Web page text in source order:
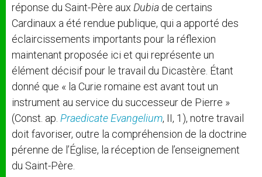
réponse du Saint-Père aux Dubia de certains
Cardinaux a été rendue publique, qui a apporté des
éclaircissements importants pour la réflexion
maintenant proposée ici et qui représente un
élément décisif pour le travail du Dicastère. Étant
donné que « la Curie romaine est avant tout un
instrument au service du successeur de Pierre »
(Const. ap. Praedicate Evangelium, II, 1), notre travail
doit favoriser, outre la compréhension de la doctrine
pérenne de l’Église, la réception de l’enseignement
du Saint-Père.